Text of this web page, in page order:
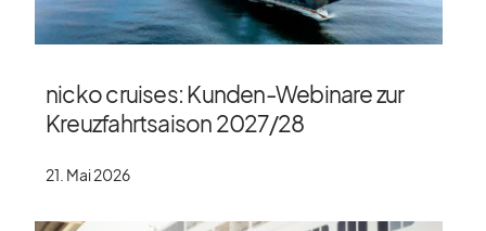
nicko cruises: Kunden-Webinare zur
Kreuzfahrtsaison 2027/​28
21. Mai 2026